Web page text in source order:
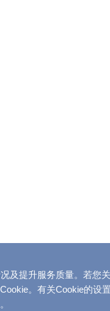
及提升服务质量。若您
。有关Cookie的设